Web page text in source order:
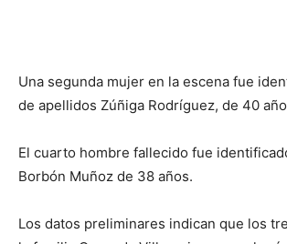
Una segunda mujer en la escena fue
de apellidos Zúñiga Rodríguez, de 40
El cuarto hombre fallecido fue
Borbón Muñoz de 38 años.
Los datos preliminares indican que los